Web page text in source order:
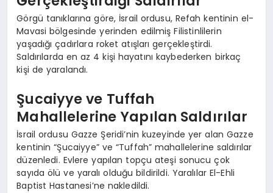
Görgü tanıklarına göre, İsrail ordusu, Refah kentinin el-
Mavasi bölgesinde yerinden edilmiş Filistinlilerin
yaşadığı çadırlara roket atışları gerçekleştirdi.
Saldırılarda en az 4 kişi hayatını kaybederken birkaç
kişi de yaralandı.
Şucaiyye ve Tuffah
Mahallelerine Yapılan Saldırılar
İsrail ordusu Gazze Şeridi’nin kuzeyinde yer alan Gazze
kentinin “Şucaiyye” ve “Tuffah” mahallelerine saldırılar
düzenledi. Evlere yapılan topçu ateşi sonucu çok
sayıda ölü ve yaralı olduğu bildirildi. Yaralılar El-Ehli
Baptist Hastanesi’ne nakledildi.